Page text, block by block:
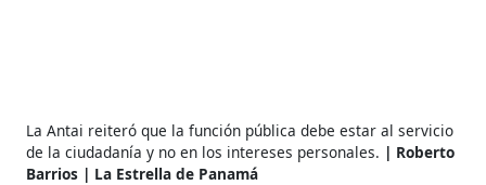
La Antai reiteró que la función pública debe estar al servicio
de la ciudadanía y no en los intereses personales.
Roberto
Barrios | La Estrella de Panamá